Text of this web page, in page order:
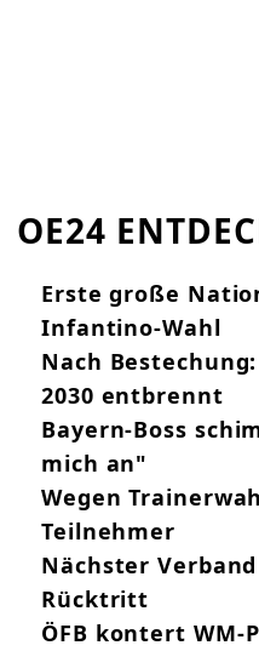
OE24
Erste große
Infantino-Wahl
Nach
2030 entbrennt
Bayern-Boss
mich an"
Wegen
Teilnehmer
Nächster
Rücktritt
ÖFB kontert WM-